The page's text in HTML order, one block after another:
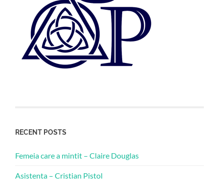
RECENT POSTS
Femeia care a mintit – Claire Douglas
Asistenta – Cristian Pistol